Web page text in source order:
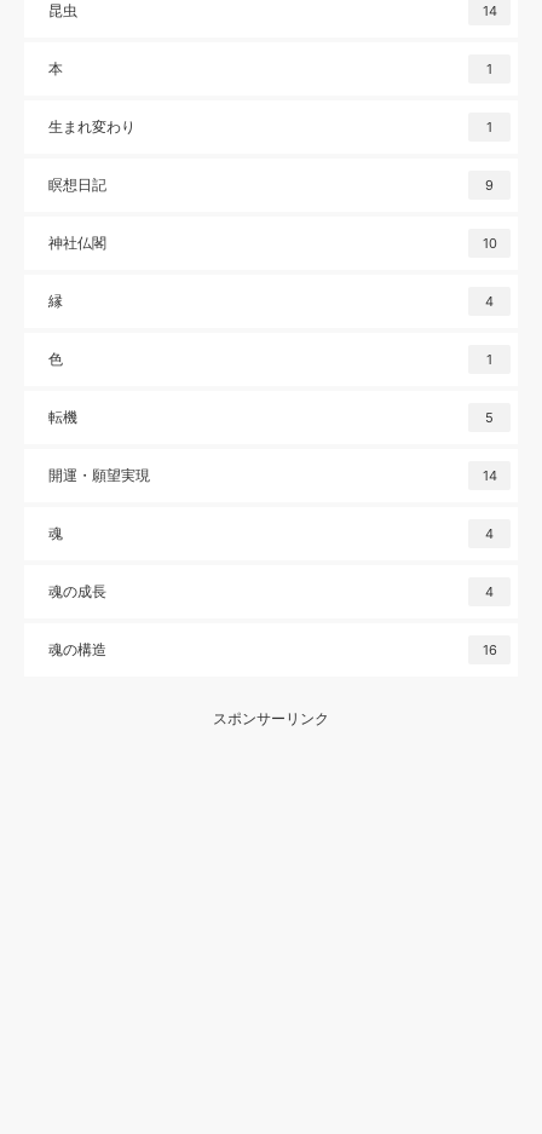
昆虫 14
本 1
生まれ変わり 1
瞑想日記 9
神社仏閣 10
縁 4
色 1
転機 5
開運・願望実現 14
魂 4
魂の成長 4
魂の構造 16
スポンサーリンク